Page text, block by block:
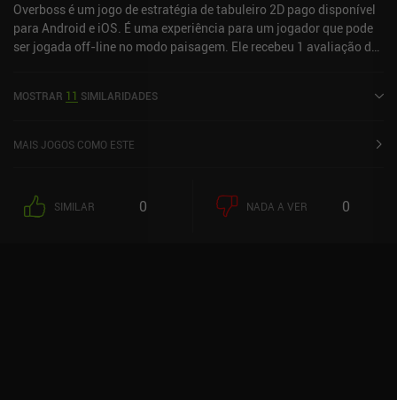
Overboss é um jogo de estratégia de tabuleiro 2D pago disponível
para Android e iOS. É uma experiência para um jogador que pode
ser jogada off-line no modo paisagem. Ele recebeu 1 avaliação de
Google Play e 3,9 de 5,0 na iOS App Store.
MOSTRAR 11 SIMILARIDADES
MAIS JOGOS COMO ESTE
SIMILAR 0 NADA A VER 0